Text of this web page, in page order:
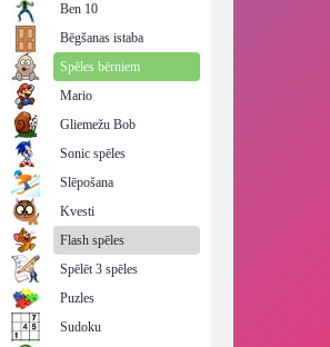
Ben 10
Bēgšanas istaba
Spēles bērniem
Mario
Gliemežu Bob
Sonic spēles
Slēpošana
Kvesti
Flash spēles
Spēlēt 3 spēles
Puzles
Sudoku